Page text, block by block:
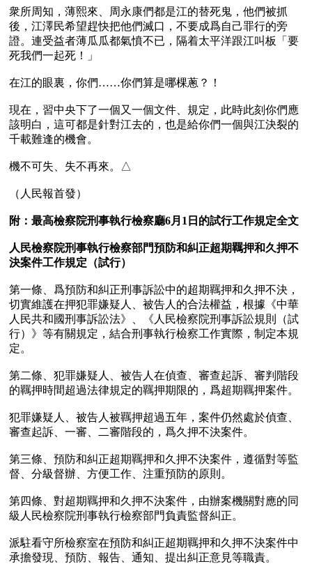
衆所周知，薄熙來、周永康們都是江的替死鬼，他們被抓
後，江澤民希望趕快把他們滅口，不要成爲自己罪行的旁
證。連受益者薄瓜瓜都氣憤不已，隔着太平洋跟江叫板「要
死我們一起死！」
在江的眼裏，你們……你們算是哪棵蔥？！
現在，習中央下了一個又一個文件、規定，此時此刻你們應
該明白，這可都是針對江去的，也是給你們一個與江決裂的
千載難逢的機會。
機不可失、失不再來。△
（人民報首發）
附：最高檢察院刑事執行檢察廳6月1日的試行工作規定全文
人民檢察院刑事執行檢察部門預防和糾正超期羈押和久押不
決案件工作規定（試行）
第一條、爲預防和糾正刑事訴訟中的超期羈押和久押不決，
切實維護在押犯罪嫌疑人、被告人的合法權益，根據《中華
人民共和國刑事訴訟法》、《人民檢察院刑事訴訟規則（試
行）》等有關規定，結合刑事執行檢察工作實際，制定本規
定。
第二條、犯罪嫌疑人、被告人在偵查、審查起訴、審判階段
的羈押時間超過法律規定的羈押期限的，爲超期羈押案件。
犯罪嫌疑人、被告人被羈押超過五年，案件仍然處於偵查、
審查起訴、一審、二審階段的，爲久押不決案件。
第三條、預防和糾正超期羈押和久押不決案件，遵循對等監
督、分級督辦、方便工作、注重預防的原則。
第四條、對超期羈押和久押不決案件，由辦案機關對應的同
級人民檢察院刑事執行檢察部門負責監督糾正。
派駐看守所檢察室在預防和糾正超期羈押和久押不決案件中
承擔發現、預防、報告、通知、提出糾正意見等職責。